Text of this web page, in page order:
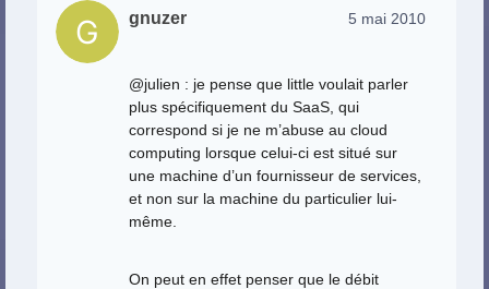
gnuzer 5 mai 2010
@julien : je pense que little voulait parler
plus spécifiquement du SaaS, qui
correspond si je ne m’abuse au cloud
computing lorsque celui-ci est situé sur
une machine d’un fournisseur de services,
et non sur la machine du particulier lui-
même.
On peut en effet penser que le débit